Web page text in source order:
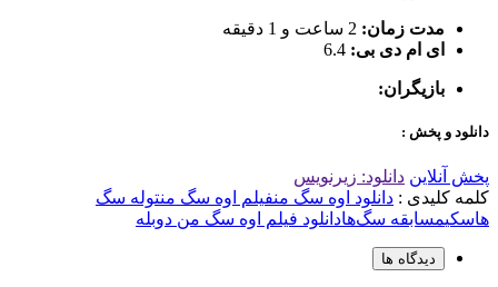
مدت زمان: 2 ساعت و 1 دقیقه
ای ام دی بی: 6.4
بازیگران:
دانلود و پخش :
پخش آنلاین دانلود: زیرنویس
کلمه کلیدی : دانلود اوه سگ منفیلم اوه سگ منتوله سگ
هاسکیمسابقه سگ‌هادانلود فیلم اوه سگ من دوبله
دیدگاه ها